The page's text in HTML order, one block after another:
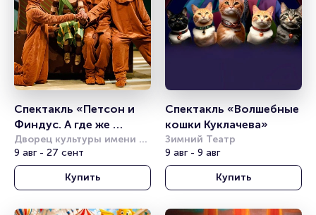
Спектакль «Петсон и
Финдус. А где же
Юсси?» (Театр Комикс)
Дворец культуры имени
Горбунова
9 авг - 27 сент
Купить
Спектакль «Волшебные
кошки Куклачева»
Зимний Театр
9 авг - 9 авг
Купить